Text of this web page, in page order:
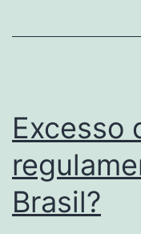
Excesso
Brasil?